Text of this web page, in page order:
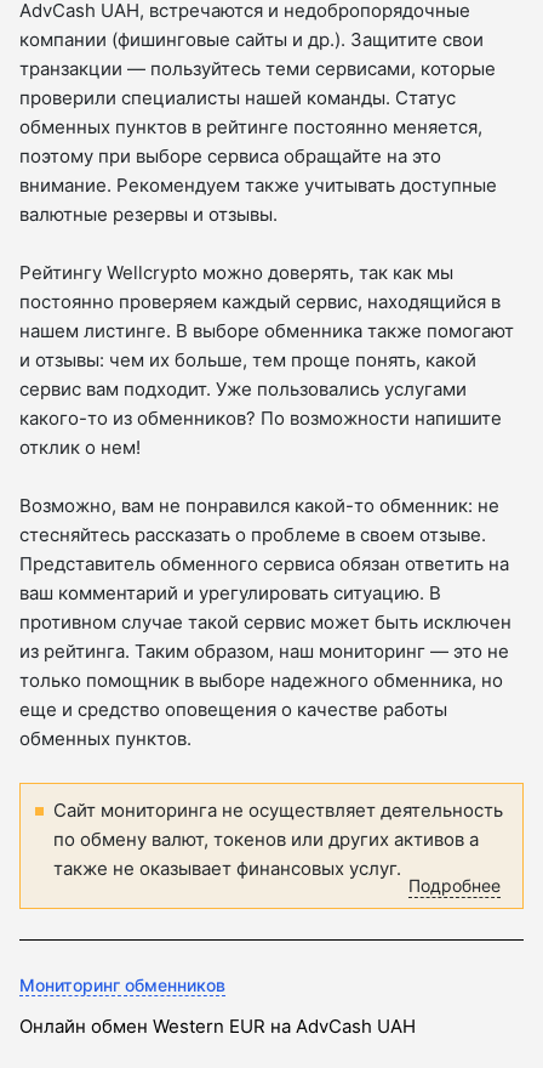
AdvCash UAH, встречаются и недобропорядочные
компании (фишинговые сайты и др.). Защитите свои
транзакции — пользуйтесь теми сервисами, которые
проверили специалисты нашей команды. Статус
обменных пунктов в рейтинге постоянно меняется,
поэтому при выборе сервиса обращайте на это
внимание. Рекомендуем также учитывать доступные
валютные резервы и отзывы.
Рейтингу Wellcrypto можно доверять, так как мы
постоянно проверяем каждый сервис, находящийся в
нашем листинге. В выборе обменника также помогают
и отзывы: чем их больше, тем проще понять, какой
сервис вам подходит. Уже пользовались услугами
какого-то из обменников? По возможности напишите
отклик о нем!
Возможно, вам не понравился какой-то обменник: не
стесняйтесь рассказать о проблеме в своем отзыве.
Представитель обменного сервиса обязан ответить на
ваш комментарий и урегулировать ситуацию. В
противном случае такой сервис может быть исключен
из рейтинга. Таким образом, наш мониторинг — это не
только помощник в выборе надежного обменника, но
еще и средство оповещения о качестве работы
обменных пунктов.
Сайт мониторинга не осуществляет деятельность
по обмену валют, токенов или других активов а
также не оказывает финансовых услуг.
Подробнее
Мониторинг обменников
Онлайн обмен Western EUR на AdvCash UAH